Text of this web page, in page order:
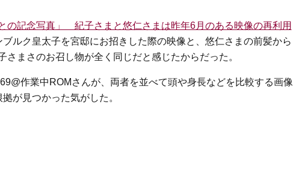
の記念写真」 紀子さまと悠仁さまは昨年6月のある映像の再利用
ルク皇太子を宮邸にお招きした際の映像と、悠仁さまの前髪から
まさのお召し物が全く同じだと感じたからだった。
作業中ROMさんが、両者を並べて頭や身長などを比較する画像
が見つかった気がした。